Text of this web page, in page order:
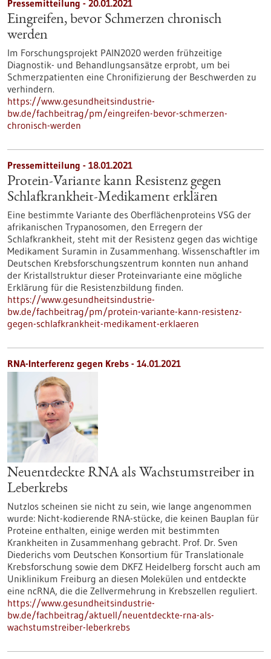
Pressemitteilung - 20.01.2021
Eingreifen, bevor Schmerzen chronisch
werden
Im Forschungsprojekt PAIN2020 werden frühzeitige
Diagnostik- und Behandlungsansätze erprobt, um bei
Schmerzpatienten eine Chronifizierung der Beschwerden zu
verhindern.
https://www.gesundheitsindustrie-
bw.de/fachbeitrag/pm/eingreifen-bevor-schmerzen-
chronisch-werden
Pressemitteilung - 18.01.2021
Protein-Variante kann Resistenz gegen
Schlafkrankheit-Medikament erklären
Eine bestimmte Variante des Oberflächenproteins VSG der
afrikanischen Trypanosomen, den Erregern der
Schlafkrankheit, steht mit der Resistenz gegen das wichtige
Medikament Suramin in Zusammenhang. Wissenschaftler im
Deutschen Krebsforschungszentrum konnten nun anhand
der Kristallstruktur dieser Proteinvariante eine mögliche
Erklärung für die Resistenzbildung finden.
https://www.gesundheitsindustrie-
bw.de/fachbeitrag/pm/protein-variante-kann-resistenz-
gegen-schlafkrankheit-medikament-erklaeren
RNA-Interferenz gegen Krebs - 14.01.2021
Neuentdeckte RNA als Wachstumstreiber in
Leberkrebs
Nutzlos scheinen sie nicht zu sein, wie lange angenommen
wurde: Nicht-kodierende RNA-stücke, die keinen Bauplan für
Proteine enthalten, einige werden mit bestimmten
Krankheiten in Zusammenhang gebracht. Prof. Dr. Sven
Diederichs vom Deutschen Konsortium für Translationale
Krebsforschung sowie dem DKFZ Heidelberg forscht auch am
Uniklinikum Freiburg an diesen Molekülen und entdeckte
eine ncRNA, die die Zellvermehrung in Krebszellen reguliert.
https://www.gesundheitsindustrie-
bw.de/fachbeitrag/aktuell/neuentdeckte-rna-als-
wachstumstreiber-leberkrebs